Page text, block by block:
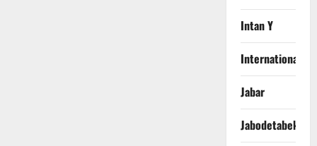
Intan Y
International
Jabar
Jabodetabek